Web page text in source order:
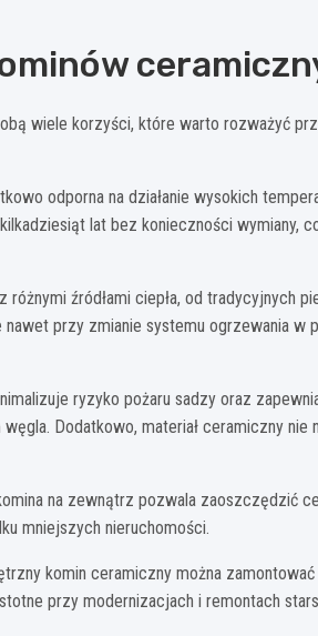
wiele korzyści, które warto rozważyć
odporna na działanie wysokich
lat bez konieczności wymiany,
źródłami ciepła, od tradycyjnych
przy zmianie systemu ogrzewania w
ryzyko pożaru sadzy oraz
Dodatkowo, materiał ceramiczny nie
na zewnątrz pozwala zaoszczędzić
mniejszych nieruchomości.
komin ceramiczny można
przy modernizacjach i remontach